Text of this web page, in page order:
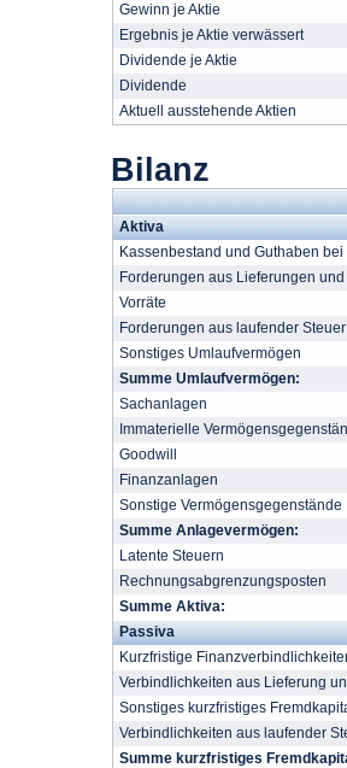
Gewinn je Aktie
Ergebnis je Aktie verwässert
Dividende je Aktie
Dividende
Aktuell ausstehende Aktien
Bilanz
Aktiva
Kassenbestand und Guthaben
Forderungen aus Lieferungen
Vorräte
Forderungen aus laufender Steuer
Sonstiges Umlaufvermögen
Summe Umlaufvermögen:
Sachanlagen
Immaterielle
Goodwill
Finanzanlagen
Sonstige Vermögensgegenstände
Summe Anlagevermögen:
Latente Steuern
Rechnungsabgrenzungsposten
Summe Aktiva:
Passiva
Kurzfristige
Verbindlichkeiten aus Lieferung
Sonstiges kurzfristiges
Verbindlichkeiten aus laufender
Summe kurzfristiges